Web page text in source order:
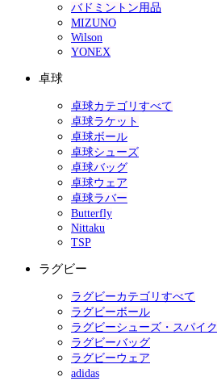
バドミントン用品
MIZUNO
Wilson
YONEX
卓球
卓球カテゴリすべて
卓球ラケット
卓球ボール
卓球シューズ
卓球バッグ
卓球ウェア
卓球ラバー
Butterfly
Nittaku
TSP
ラグビー
ラグビーカテゴリすべて
ラグビーボール
ラグビーシューズ・スパイク
ラグビーバッグ
ラグビーウェア
adidas